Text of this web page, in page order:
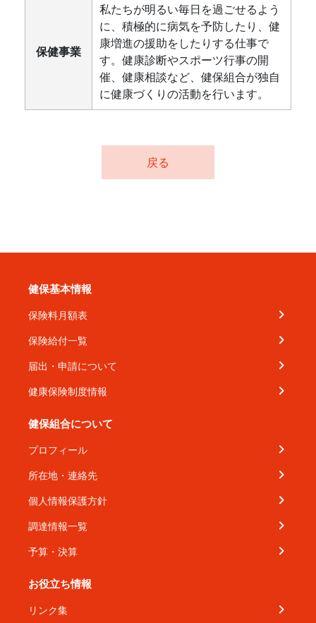
保健事業
私たちが明るい毎日を過ごせるよう
に、積極的に病気を予防したり、健
康増進の援助をしたりする仕事で
す。健康診断やスポーツ行事の開
催、健康相談など、健保組合が独自
に健康づくりの活動を行います。
戻る
健保基本情報
保険料月額表
保険給付一覧
届出・申請について
健康保険制度情報
健保組合について
プロフィール
所在地・連絡先
個人情報保護方針
調達情報一覧
予算・決算
お役立ち情報
リンク集